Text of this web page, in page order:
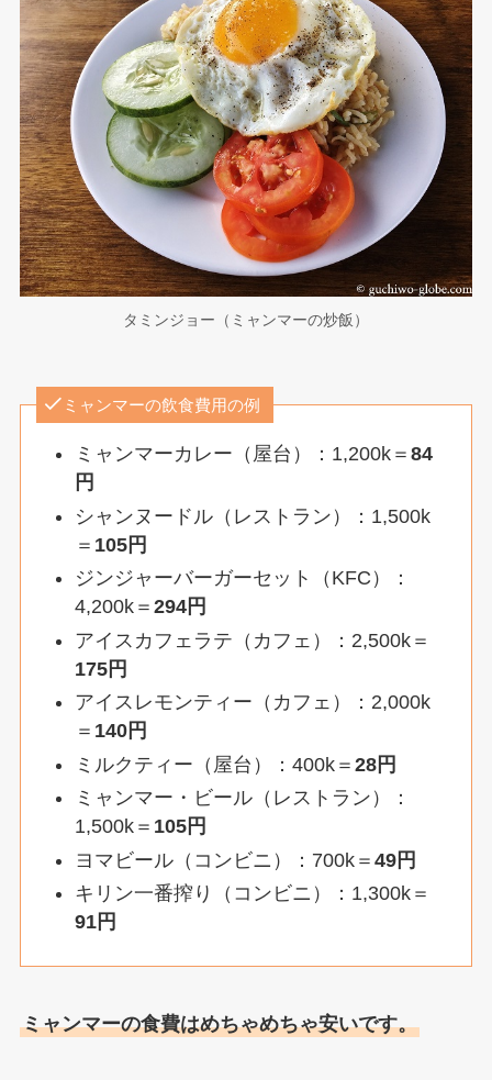
タミンジョー（ミャンマーの炒飯）
ミャンマーの飲食費用の例
ミャンマーカレー（屋台）：1,200k＝84
円
シャンヌードル（レストラン）：1,500k
＝ 105円
ジンジャーバーガーセット（KFC）：
4,200k＝294円
アイスカフェラテ（カフェ）：2,500k＝
175円
アイスレモンティー（カフェ）：2,000k
＝ 140円
ミルクティー（屋台）：400k＝28円
ミャンマー・ビール（レストラン）：
1,500k＝ 105円
ヨマビール（コンビニ）：700k＝49円
キリン一番搾り（コンビニ）：1,300k＝
91円
ミャンマーの食費はめちゃめちゃ安いです。